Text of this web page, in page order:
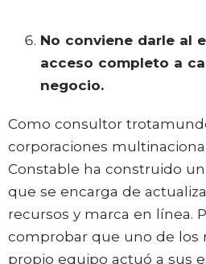
No conviene darle al
acceso completo a
negocio.
Como consultor
corporaciones
Constable ha construido
que se encarga de
recursos y marca en línea.
comprobar que uno de los
propio equipo actuó a sus